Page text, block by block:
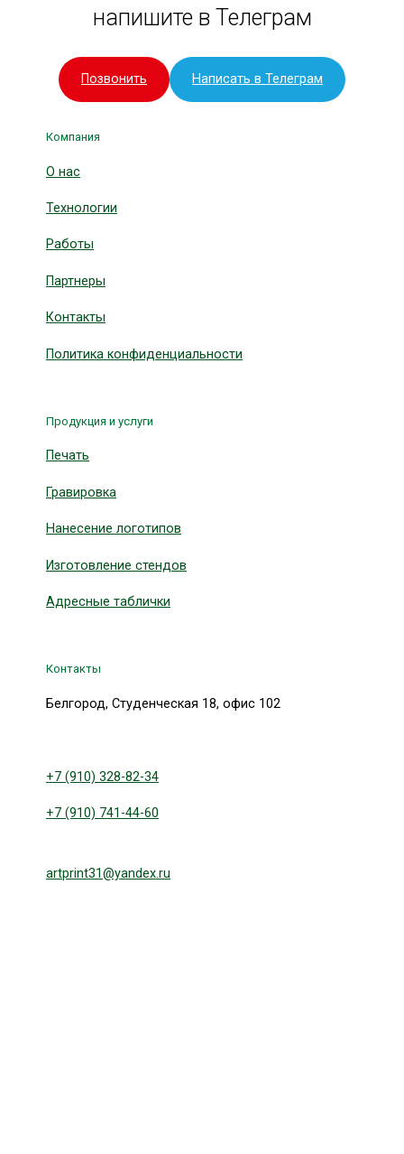
напишите в Телеграм
Позвонить Написать в Телеграм
Компания
О нас
Технологии
Работы
Партнеры
Контакты
Политика конфиденциальности
Продукция и услуги
Печать
Гравировка
Нанесение логотипов
Изготовление стендов
Адресные таблички
Контакты
Белгород, Студенческая 18, офис 102
+7 (910) 328-82-34
+7 (910) 741-44-60
artprint31@yandex.ru